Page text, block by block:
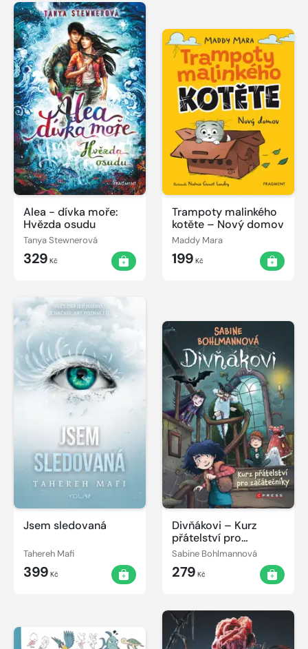
Alea - dívka moře:
Hvězda osudu
Tanya Stewnerová
329 Kč
Trampoty malinkého
kotěte – Nový domov
Maddy Mara
199 Kč
Jsem sledovaná
Tahereh Mafi
399 Kč
Divňákovi – Kurz
přátelství pro
začátečníky
Sabine Bohlmannová
279 Kč